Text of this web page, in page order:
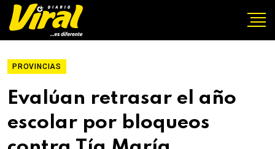
PROVINCIAS
Evalúan retrasar el año
escolar por bloqueos